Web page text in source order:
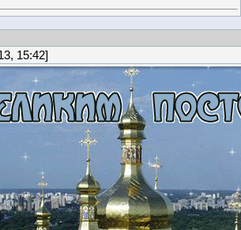
15:42]